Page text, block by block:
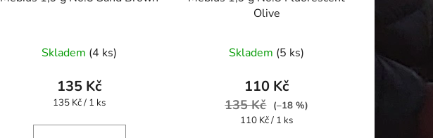
Skladem (4 ks)
135 Kč
Měrná
135 Kč / 1 ks
Olive
Skladem (5 ks)
110 Kč
135 Kč (–18 %)
Měrná
110 Kč / 1 ks